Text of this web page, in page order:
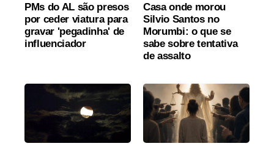
PMs do AL são presos
por ceder viatura para
gravar 'pegadinha' de
influenciador
Casa onde morou
Silvio Santos no
Morumbi: o que se
sabe sobre tentativa
de assalto